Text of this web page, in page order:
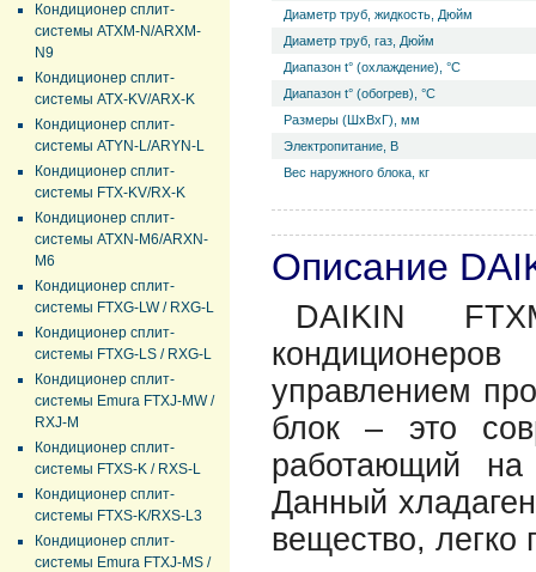
Кондиционер сплит-
системы ATXM-N/ARXM-
N9
Кондиционер сплит-
системы ATX-KV/ARX-K
Кондиционер сплит-
системы ATYN-L/ARYN-L
Кондиционер сплит-
системы FTX-KV/RX-K
Кондиционер сплит-
системы ATXN-M6/ARXN-
M6
Кондиционер сплит-
системы FTXG-LW / RXG-L
Кондиционер сплит-
системы FTXG-LS / RXG-L
Кондиционер сплит-
системы Emura FTXJ-MW /
RXJ-M
Кондиционер сплит-
системы FTXS-K / RXS-L
Кондиционер сплит-
системы FTXS-K/RXS-L3
Кондиционер сплит-
системы Emura FTXJ-MS /
Диаметр труб, жидкость, Дюйм
Диаметр труб, газ, Дюйм
Диапазон t° (охлаждение), °С
Диапазон t° (обогрев), °С
Размеры (ШхВхГ), мм
Электропитание, В
Вес наружного блока, кг
Описание
DAIKIN
управлением
блок – это
работающий на
Данный
вещество, легко